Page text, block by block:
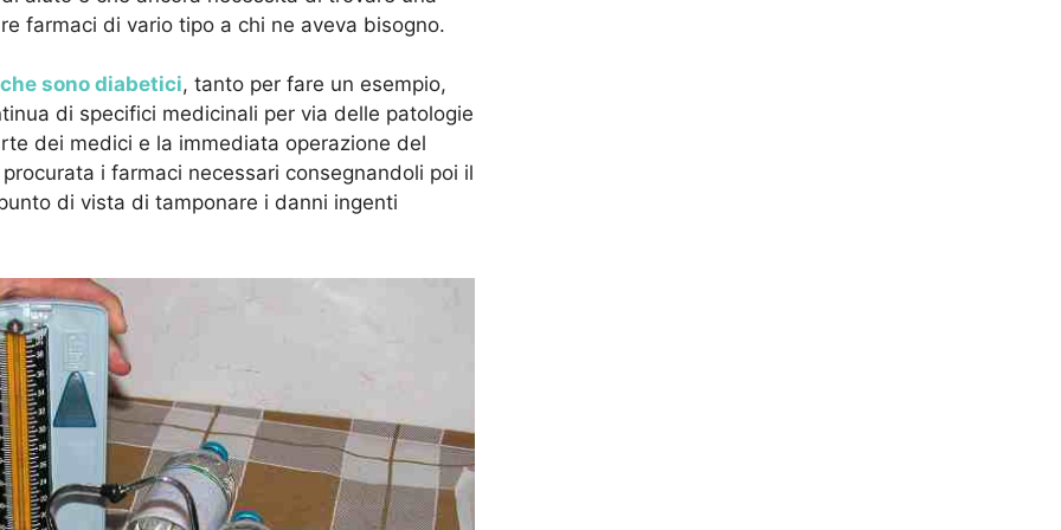
farmaci di vario tipo a chi ne aveva bisogno.
sono diabetici, tanto per fare un esempio,
di specifici medicinali per via delle patologie
dei medici e la immediata operazione del
i farmaci necessari consegnandoli poi il
di vista di tamponare i danni ingenti